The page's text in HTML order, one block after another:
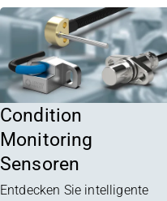
Condition
Monitoring
Sensoren
Entdecken Sie intelligente